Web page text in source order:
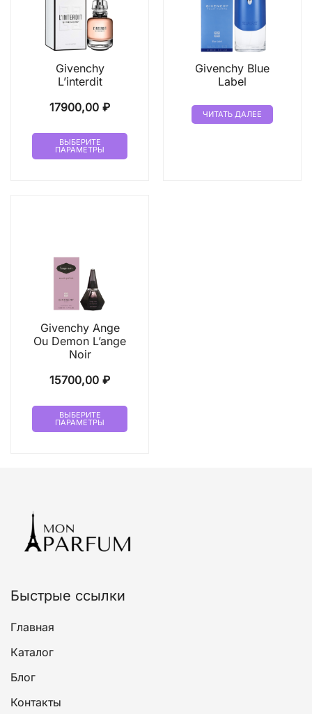
Givenchy
L’interdit
17900,00 ₽
ВЫБЕРИТЕ
ПАРАМЕТРЫ
Этот
Givenchy Blue
Label
ЧИТАТЬ ДАЛЕЕ
Givenchy Ange
Ou Demon L’ange
Noir
15700,00 ₽
ВЫБЕРИТЕ
ПАРАМЕТРЫ
Этот
выбрать
на
Быстрые ссылки
Главная
Каталог
Блог
Контакты